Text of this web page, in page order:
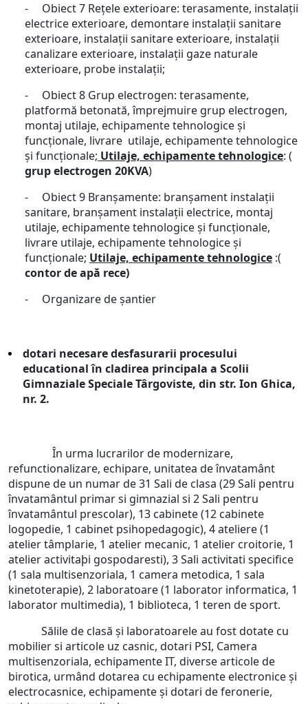
- Obiect 7 Rețele exterioare: terasamente, instalații
electrice exterioare, demontare instalații sanitare
exterioare, instalații sanitare exterioare, instalații
canalizare exterioare, instalații gaze naturale
exterioare, probe instalații;
- Obiect 8 Grup electrogen: terasamente,
platformă betonată, împrejmuire grup electrogen,
montaj utilaje, echipamente tehnologice și
funcționale, livrare utilaje, echipamente tehnologice
și funcționale; Utilaje, echipamente tehnologice: (
grup electrogen 20KVA)
- Obiect 9 Branșamente: branșament instalații
sanitare, branșament instalații electrice, montaj
utilaje, echipamente tehnologice și funcționale,
livrare utilaje, echipamente tehnologice și
funcționale; Utilaje, echipamente tehnologice :(
contor de apă rece)
- Organizare de șantier
dotari necesare desfasurarii procesului
educational în cladirea principala a Scolii
Gimnaziale Speciale Târgoviste, din str. Ion Ghica,
nr. 2.
În urma lucrarilor de modernizare,
refunctionalizare, echipare, unitatea de învatamânt
dispune de un numar de 31 Sali de clasa (29 Sali pentru
învatamântul primar si gimnazial si 2 Sali pentru
învatamântul prescolar), 13 cabinete (12 cabinete
logopedie, 1 cabinet psihopedagogic), 4 ateliere (1
atelier tâmplarie, 1 atelier mecanic, 1 atelier croitorie, 1
atelier activitaþi gospodaresti), 3 Sali activitati specifice
(1 sala multisenzoriala, 1 camera metodica, 1 sala
kinetoterapie), 2 laboratoare (1 laborator informatica, 1
laborator multimedia), 1 biblioteca, 1 teren de sport.
Sălile de clasă și laboratoarele au fost dotate cu
mobilier si articole uz casnic, dotari PSI, Camera
multisenzoriala, echipamente IT, diverse articole de
birotica, urmând dotarea cu echipamente electronice și
electrocasnice, echipamente și dotari de feronerie,